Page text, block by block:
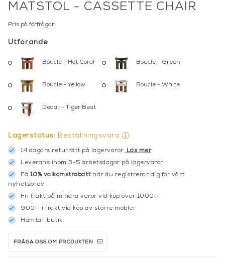
MATSTOL - CASSETTE CHAIR
Pris på förfrågan
Utförande
Boucle - Hot Coral Boucle - Green
Boucle - Yellow Boucle - White
Dedar - Tiger Beat
Lagerstatus: Beställningsvara
14 dagars returrätt på lagervaror. Läs mer
Leverans inom 3-5 arbetsdagar på lagervaror
Få 10% välkomstrabattnär du registrerar dig för vårt
nyhetsbrev
Fri frakt på mindra varor vid köp över 1000:-
900:- i frakt vid köp av större möbler
Hämta i butik
FRÅGA OSS OM PRODUKTEN